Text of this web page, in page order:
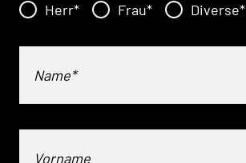
Herr* Frau* Diverse*